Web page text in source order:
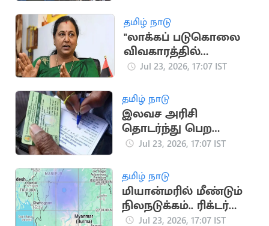
சல்மான் கான்
தமிழ் நாடு
"லாக்கப் படுகொலை
விவகாரத்தில்
முதலமைச்சர்
பிரேமலதா
வலியுறுத்தல்
Jul 23, 2026, 17:07 IST
தமிழ் நாடு
இலவச அரிசி
தொடர்ந்து பெற
ரேஷன் கார்டில் இ-
Jul 23, 2026, 17:07 IST
தமிழ் நாடு
மியான்மரில் மீண்டும்
நிலநடுக்கம்.. ரிக்டர்
அளவில் 4.3 ஆக பதிவு
Jul 23, 2026, 17:07 IST